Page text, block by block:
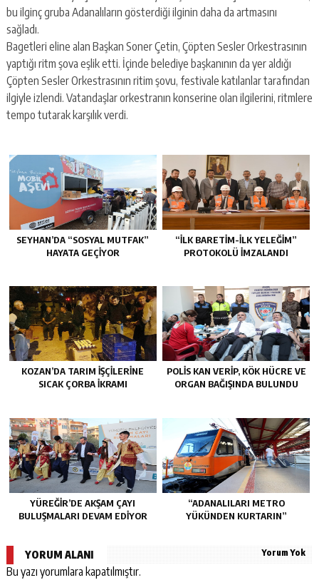
maltepe
escort
bu ilginç gruba Adanalıların gösterdiği ilginin daha da artmasını
sağladı.
Bagetleri eline alan Başkan Soner Çetin, Çöpten Sesler Orkestrasının
yaptığı ritm şova eşlik etti. İçinde belediye başkanının da yer aldığı
Çöpten Sesler Orkestrasının ritim şovu, festivale katılanlar tarafından
ilgiyle izlendi. Vatandaşlar orkestranın konserine olan ilgilerini, ritmlere
tempo tutarak karşılık verdi.
SEYHAN’DA “SOSYAL MUTFAK”
HAYATA GEÇİYOR
“İLK BARETİM-İLK YELEĞİM”
PROTOKOLÜ İMZALANDI
KOZAN’DA TARIM IŞÇILERINE
SICAK ÇORBA IKRAMI
POLİS KAN VERİP, KÖK HÜCRE VE
ORGAN BAĞIŞINDA BULUNDU
YÜREĞİR’DE AKŞAM ÇAYI
BULUŞMALARI DEVAM EDİYOR
“ADANALILARI METRO
YÜKÜNDEN KURTARIN”
YORUM ALANI Yorum Yok
Bu yazı yorumlara kapatılmıştır.